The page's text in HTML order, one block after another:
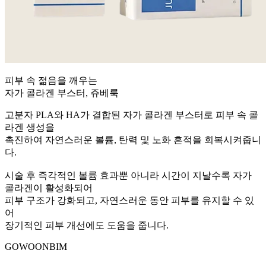
피부 속 젊음을 깨우는
자가 콜라겐 부스터, 쥬베룩
고분자 PLA와 HA가 결합된 자가 콜라겐 부스터로 피부 속 콜
라겐 생성을
촉진하여 자연스러운 볼륨, 탄력 및 노화 흔적을 회복시켜줍니
다.
시술 후 즉각적인 볼륨 효과뿐 아니라 시간이 지날수록 자가
콜라겐이 활성화되어
피부 구조가 강화되고, 자연스러운 동안 피부를 유지할 수 있
어
장기적인 피부 개선에도 도움을 줍니다.
GOWOONBIM